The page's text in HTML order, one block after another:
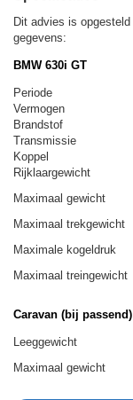
Dit advies is opgesteld
gegevens:
BMW 630i GT
Periode
Vermogen
Brandstof
Transmissie
Koppel
Rijklaargewicht
Maximaal gewicht
Maximaal trekgewicht
Maximale kogeldruk
Maximaal treingewicht
Caravan (bij passend)
Leeggewicht
Maximaal gewicht